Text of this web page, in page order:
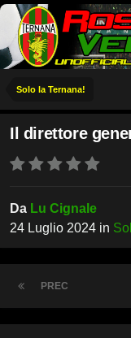
Solo la Ternana!
Il direttore
Da Lu Cignale
24 Luglio 2024 in
PREC